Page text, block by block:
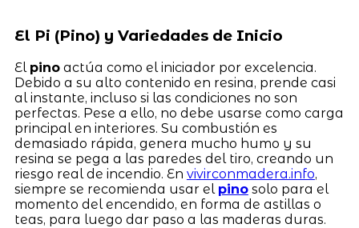
El Pi (Pino) y Variedades de Inicio
El pinoactúa como el iniciador por excelencia.
Debido a su alto contenido en resina, prende casi
al instante, incluso si las condiciones no son
perfectas. Pese a ello, no debe usarse como carga
principal en interiores. Su combustión es
demasiado rápida, genera mucho humo y su
resina se pega a las paredes del tiro, creando un
riesgo real de incendio. En vivirconmadera.info,
siempre se recomienda usar el pinosolo para el
momento del encendido, en forma de astillas o
teas, para luego dar paso a las maderas duras.